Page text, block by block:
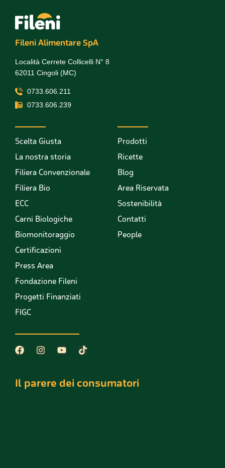
Fileni Alimentare SpA
Località Cerrete Collicelli N° 8
62011 Cingoli (MC)
0733.606.211
0733.606.239
Scelta Giusta
La nostra storia
Filiera Convenzionale
Filiera Bio
ECC
Carni Biologiche
Biomonitoraggio
Certificazioni
Press Area
Fondazione Fileni
Progetti Finanziati
FIGC
Prodotti
Ricette
Blog
Area Riservata
Sostenibilità
Contatti
People
Il parere dei consumatori